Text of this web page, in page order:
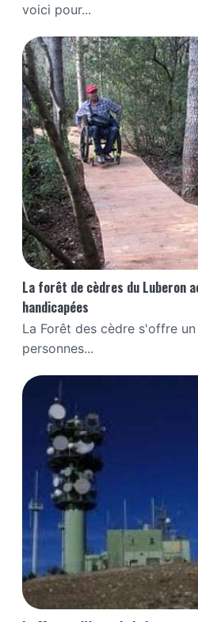
voici pour...
La forêt de cèdres du Luberon
handicapées
La Forêt des cèdre s'offre
personnes...